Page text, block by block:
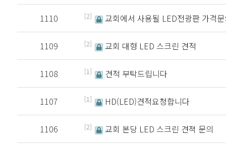
1110 교회에서 사용될 LED전광판 가격
[2]
1109 교회 대형 LED 스크린 견적
[2]
1108 견적 부탁드립니다
[1]
1107 HD(LED)견적요청합니다
[1]
1106 교회 본당 LED 스크린 견젹 문의
[2]